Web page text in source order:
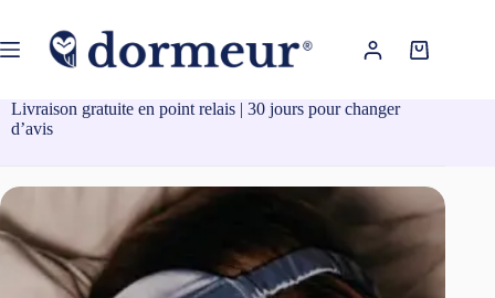
contenu
Panier
Livraison gratuite en point relais | 30 jours pour changer
d’avis